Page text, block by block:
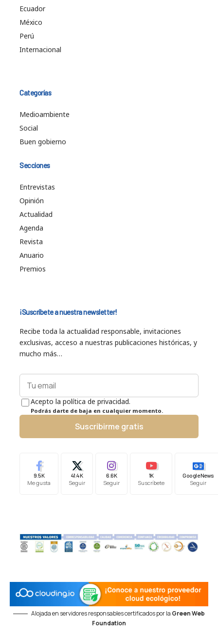
Ecuador
México
Perú
Internacional
Categorías
Medioambiente
Social
Buen gobierno
Secciones
Entrevistas
Opinión
Actualidad
Agenda
Revista
Anuario
Premios
¡Suscríbete a nuestra newsletter!
Recibe toda la actualidad responsable, invitaciones
exclusivas, acceso a nuestras publicaciones históricas, y
mucho más…
Acepto la política de privacidad.
Podrás darte de baja en cualquier momento.
Suscribirme gratis
9.5K
Me gusta
41.4K
Seguir
6.6K
Seguir
1K
Suscríbete
Google News
Seguir
Alojada en servidores responsables certificados por la Green Web
Foundation